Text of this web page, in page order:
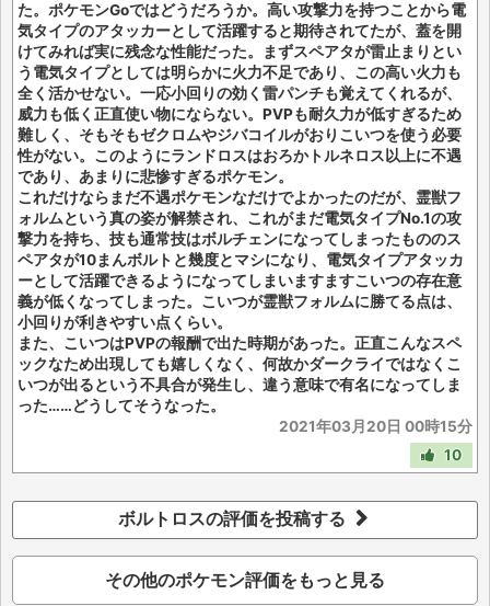
た。ポケモンGoではどうだろうか。高い攻撃力を持つことから電
気タイプのアタッカーとして活躍すると期待されてたが、蓋を開
けてみれば実に残念な性能だった。まずスペアタが雷止まりとい
う電気タイプとしては明らかに火力不足であり、この高い火力も
全く活かせない。一応小回りの効く雷パンチも覚えてくれるが、
威力も低く正直使い物にならない。PVPも耐久力が低すぎるため
難しく、そもそもゼクロムやジバコイルがおりこいつを使う必要
性がない。このようにランドロスはおろかトルネロス以上に不遇
であり、あまりに悲惨すぎるポケモン。
これだけならまだ不遇ポケモンなだけでよかったのだが、霊獣フ
ォルムという真の姿が解禁され、これがまだ電気タイプNo.1の攻
撃力を持ち、技も通常技はボルチェンになってしまったもののス
ペアタが10まんボルトと幾度とマシになり、電気タイプアタッカ
ーとして活躍できるようになってしまいますますこいつの存在意
義が低くなってしまった。こいつが霊獣フォルムに勝てる点は、
小回りが利きやすい点くらい。
また、こいつはPVPの報酬で出た時期があった。正直こんなスペ
ックなため出現しても嬉しくなく、何故かダークライではなくこ
いつが出るという不具合が発生し、違う意味で有名になってしま
った……どうしてそうなった。
2021年03月20日 00時15分
10
ボルトロスの評価を投稿する
その他のポケモン評価をもっと見る